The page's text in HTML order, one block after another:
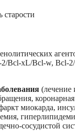
Bcl-xL/Bcl-w, Bcl-
(лечение
миокарда,
сосудистой